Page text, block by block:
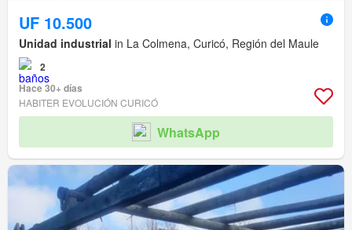
UF 10.500
Unidad industrial in La Colmena, Curicó, Región del Maule
2
Hace 30+ días
HABITER EVOLUCIÓN CURICÓ
WhatsApp